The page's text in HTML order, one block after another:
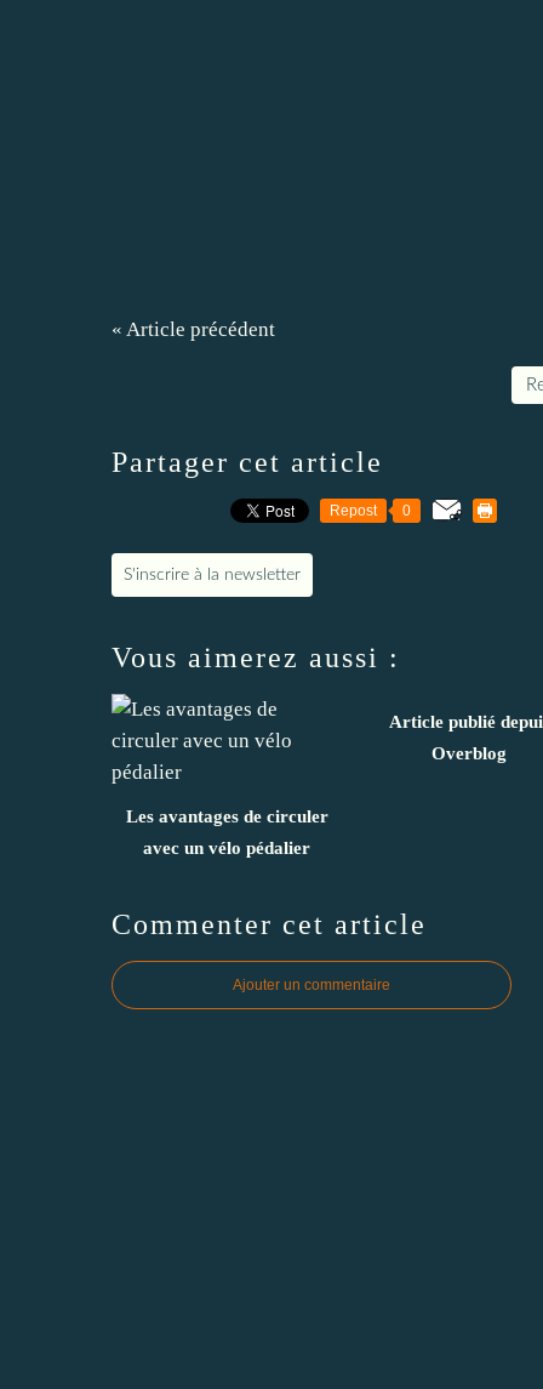
« Article précédent
Partager cet article
Repost 0
S'inscrire à la newsletter
Vous aimerez aussi :
Les avantages de circuler
avec un vélo pédalier
Article publié
Overblog
Commenter cet article
Ajouter un commentaire